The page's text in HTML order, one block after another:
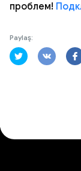
проблем!
Paylaş: